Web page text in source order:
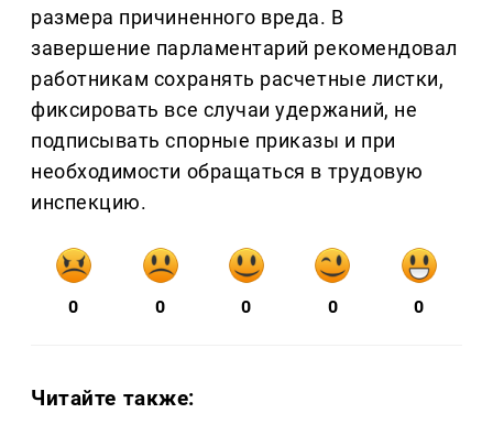
размера причиненного вреда. В
завершение парламентарий рекомендовал
работникам сохранять расчетные листки,
фиксировать все случаи удержаний, не
подписывать спорные приказы и при
необходимости обращаться в трудовую
инспекцию.
0 0 0 0 0
Читайте также: